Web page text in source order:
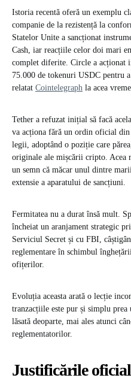
Istoria recentă oferă un exemplu
companie de la rezistență la
Statelor Unite a sancționat
Cash, iar reacțiile celor doi mari
complet diferite. Circle a acționat
75.000 de tokenuri USDC pentru
relatat Cointelegraph la acea
Tether a refuzat inițial să facă
va acționa fără un ordin oficial
legii, adoptând o poziție care
originale ale mișcării cripto. Acea
un semn că măcar unul dintre
extensie a aparatului de sancțiuni.
Fermitatea nu a durat însă mult.
încheiat un aranjament strategic
Serviciul Secret și cu FBI,
reglementare în schimbul
ofițerilor.
Evoluția aceasta arată o lecție
tranzacțiile este pur și simplu
lăsată deoparte, mai ales atunci
reglementatorilor.
Justificările